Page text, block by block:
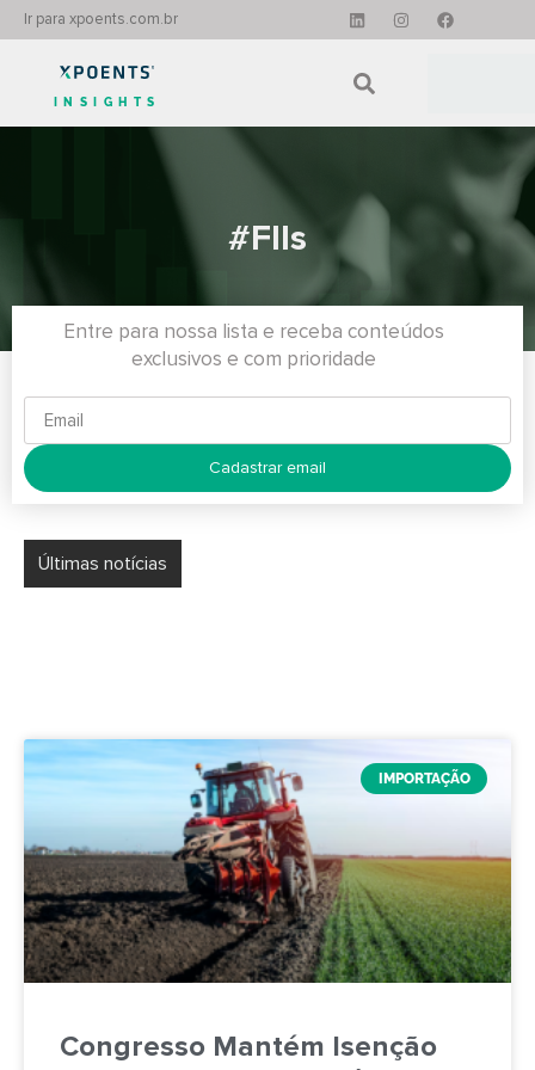
Ir para xpoents.com.br
INSIGHTS
#FIIs
Entre para nossa lista e receba conteúdos
exclusivos e com prioridade
Cadastrar email
Últimas notícias
IMPORTAÇÃO
Congresso Mantém Isenção